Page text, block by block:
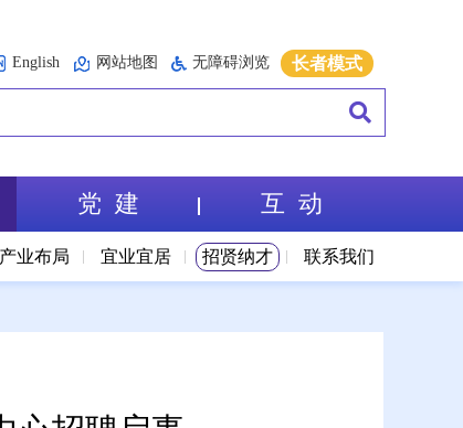
English 网站地图 无障碍浏览 长者模式
产业布局 宜业宜居 招贤纳才 联系我们
党 建 互 动